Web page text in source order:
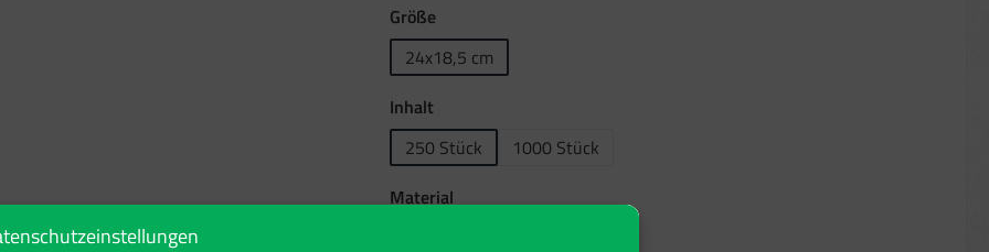
Größeauswählen
24x18,5 cm
Inhaltauswählen
250 Stück
1000 Stück
Materialauswählen